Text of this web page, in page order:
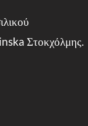
Στοκχόλμης.